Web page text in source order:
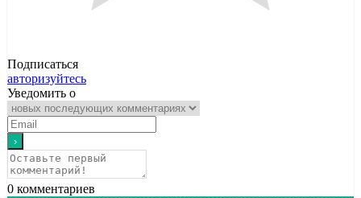
Подписаться
авторизуйтесь
Уведомить о
0 комментариев